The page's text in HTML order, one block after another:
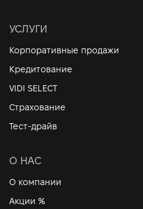
УСЛУГИ
Корпоративные продажи
Кредитование
VIDI SELECT
Страхование
Тест-драйв
О НАС
О компании
Акции %